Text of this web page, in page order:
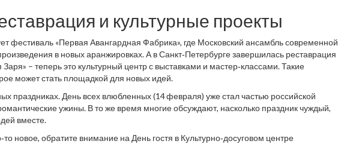
и культурные проекты
фестиваль «Первая Авангардная Фабрика», где Московский ансамбль современной
в новых аранжировках. А в Санкт‑Петербурге завершилась реставрация
– теперь это культурный центр с выставками и мастер‑классами. Такие
может стать площадкой для новых идей.
праздниках. День всех влюбленных (14 февраля) уже стал частью российской
ужины. В то же время многие обсуждают, насколько праздник чуждый,
вместе.
новое, обратите внимание на День гостя в Культурно‑досуговом центре